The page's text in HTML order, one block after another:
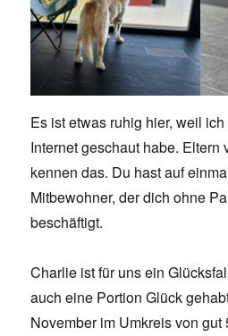
Es ist etwas ruhig hier, weil
Internet geschaut habe. Eltern
kennen das. Du hast auf
Mitbewohner, der dich ohne
beschäftigt.
Charlie ist für uns ein
auch eine Portion Glück
November im Umkreis von gut